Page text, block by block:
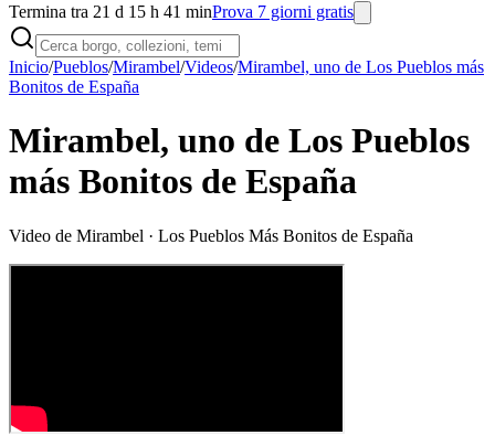
Termina tra 21 d 15 h 41 minProva 7 giorni gratis
Inicio/Pueblos/Mirambel/Videos/Mirambel, uno de Los Pueblos más
Bonitos de España
Mirambel, uno de Los Pueblos
más Bonitos de España
Video de Mirambel · Los Pueblos Más Bonitos de España